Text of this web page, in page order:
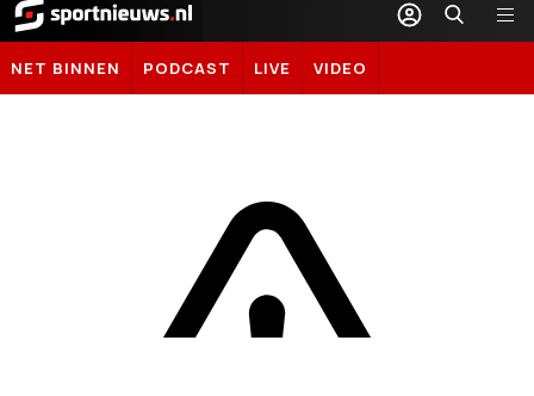
Sportnieuws.nl
NET BINNEN PODCAST LIVE VIDEO